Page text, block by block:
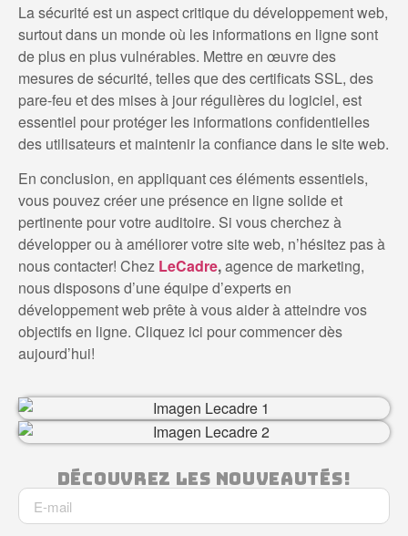
La sécurité est un aspect critique du développement web,
surtout dans un monde où les informations en ligne sont
de plus en plus vulnérables. Mettre en œuvre des
mesures de sécurité, telles que des certificats SSL, des
pare-feu et des mises à jour régulières du logiciel, est
essentiel pour protéger les informations confidentielles
des utilisateurs et maintenir la confiance dans le site web.
En conclusion, en appliquant ces éléments essentiels,
vous pouvez créer une présence en ligne solide et
pertinente pour votre auditoire. Si vous cherchez à
développer ou à améliorer votre site web, n’hésitez pas à
nous contacter! Chez LeCadre,agence de marketing,
nous disposons d’une équipe d’experts en
développement web prête à vous aider à atteindre vos
objectifs en ligne. Cliquez ici pour commencer dès
aujourd’hui!
Découvrez Les Nouveautés!